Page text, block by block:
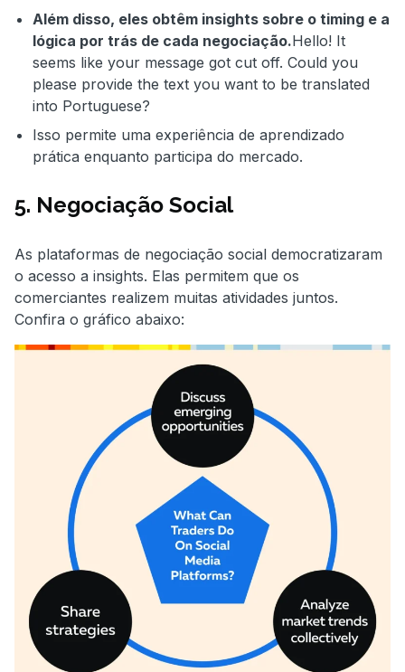
Além disso, eles obtêm insights sobre o timing e a
lógica por trás de cada negociação.Hello! It
seems like your message got cut off. Could you
please provide the text you want to be translated
into Portuguese?
Isso permite uma experiência de aprendizado
prática enquanto participa do mercado.
5. Negociação Social
As plataformas de negociação social democratizaram
o acesso a insights. Elas permitem que os
comerciantes realizem muitas atividades juntos.
Confira o gráfico abaixo: